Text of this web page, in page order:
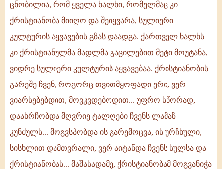
ცნობილია,
რომ
ყველა
ხალხი,
რომელმაც
კი
ქრისტიანობა
მიიღო
და
შეიყვარა,
სულიერი
კულტურის
აყვავების
ცნობილია, რომ ყველა ხალხი, რომელმაც კი
ქრისტიანობა მიიღო და შეიყვარა, სულიერი
კულტურის აყვავების გზას დაადგა. ქართველ ხალხს
კი ქრისტიანულმა მადლმა გაცილებით მეტი მოუტანა,
ვიდრე სულიერი კულტურის აყვავებაა. ქრისტიანობის
გარეშე ჩვენ, როგორც თვითმყოფადი ერი, ვერ
ვიარსებებდით, მოვკვდებოდით... უფრო სწორად,
დაახრჩობდა მღვრიე ტალღები ჩვენს ლამაზ
კუნძულს... მოგვსპობდა ის გარემოცვა, ის ურჩხული,
სისხლით დამთვრალი, ვერ აიტანდა ჩვენს სულსა და
ქრისტიანობას... მაშასადამე, ქრისტიანობამ მოგვანიჭა